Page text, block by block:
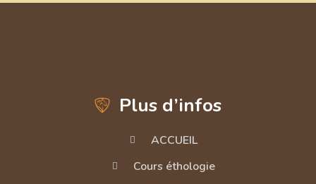
Plus d’infos
ACCUEIL
Cours éthologie